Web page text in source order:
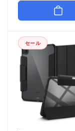
格
セール